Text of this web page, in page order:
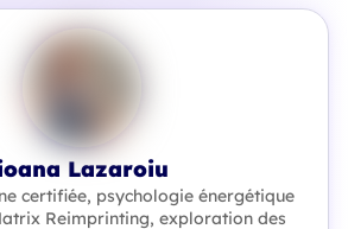
Lazaroiu
certifiée, psychologie énergétique
Reimprinting, exploration des